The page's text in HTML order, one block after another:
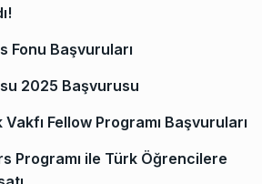
Fonu Başvuruları
2025 Başvurusu
Fellow Programı Başvuruları
Programı ile Türk Öğrencilere